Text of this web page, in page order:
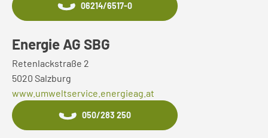
06214/6517-0
Energie AG SBG
Retenlackstraße 2
5020 Salzburg
www.umweltservice.energieag.at
050/283 250